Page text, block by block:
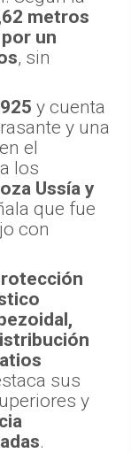
metros
un
, sin
y cuenta
y una
el
los
Ussía y
que fue
con
sus
y
.